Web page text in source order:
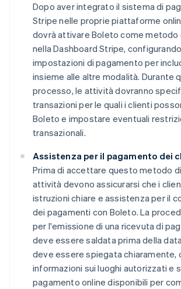
Dopo aver integrato il sistema di
Stripe nelle proprie piattaforme
dovrà attivare Boleto come metodo
nella Dashboard Stripe,
impostazioni di pagamento per
insieme alle altre modalità. Durante
processo, le attività dovranno
transazioni per le quali i clienti
Boleto e impostare eventuali
transazionali.
Assistenza per il pagamento dei
Prima di accettare questo metodo
attività devono assicurarsi che i
istruzioni chiare e assistenza per il
dei pagamenti con Boleto. La
per l'emissione di una ricevuta di
deve essere saldata prima della
deve essere spiegata chiaramente,
informazioni sui luoghi autorizzati e
pagamento online disponibili per